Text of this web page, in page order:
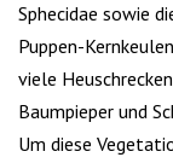
Sphecidae sowie
Puppen-
viele
Baumpieper und
Um diese